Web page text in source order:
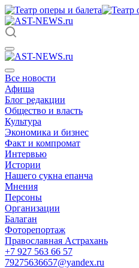
Все новости
Афиша
Блог редакции
Общество и власть
Культура
Экономика и бизнес
Факт и компромат
Интервью
Истории
Нашего сукна епанча
Мнения
Персоны
Организации
Балаган
Фоторепортаж
Православная Астрахань
+7 927 563 66 57
79275636657@yandex.ru